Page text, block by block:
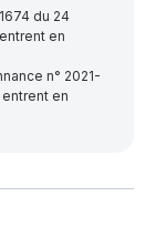
du 24
en
n° 2021-
en